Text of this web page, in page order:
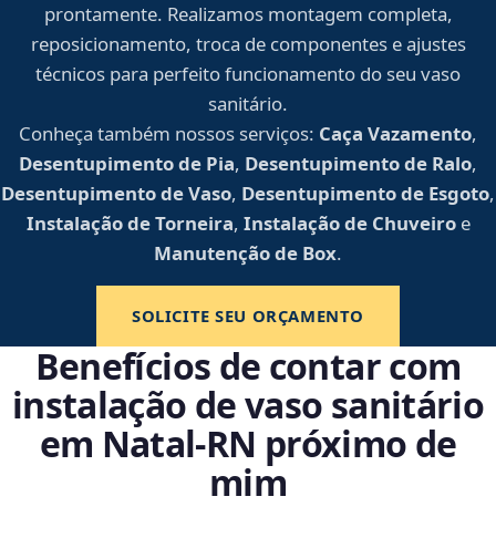
prontamente. Realizamos montagem completa,
reposicionamento, troca de componentes e ajustes
técnicos para perfeito funcionamento do seu vaso
sanitário.
Conheça também nossos serviços: Caça Vazamento,
Desentupimento de Pia, Desentupimento de Ralo,
Desentupimento de Vaso, Desentupimento de Esgoto,
Instalação de Torneira, Instalação de Chuveiroe
Manutenção de Box.
SOLICITE SEU ORÇAMENTO
Benefícios de contar com
instalação de vaso sanitário
em Natal‑RN próximo de
mim